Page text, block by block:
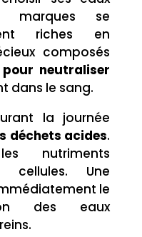
marques se
riches en
composés
neutraliser
dans le sang.
la journée
déchets acides.
nutriments
cellules. Une
le
des eaux